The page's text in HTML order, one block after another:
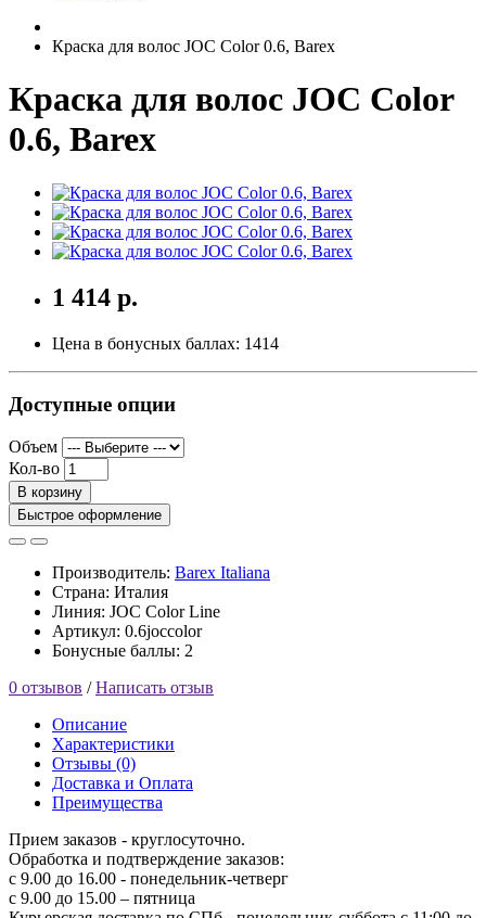
Краска для волос JOC Color 0.6, Barex
Краска для волос JOC Color
0.6, Barex
1 414 р.
Цена в бонусных баллах: 1414
Доступные опции
Объем
Кол-во
В корзину
Быстрое оформление
Производитель: Barex Italiana
Страна: Италия
Линия: JOC Color Line
Артикул: 0.6joccolor
Бонусные баллы: 2
0 отзывов /Написать отзыв
Описание
Характеристики
Отзывы (0)
Доставка и Оплата
Преимущества
Прием заказов - круглосуточно.
Обработка и подтверждение заказов:
с 9.00 до 16.00 - понедельник-четверг
с 9.00 до 15.00 – пятница